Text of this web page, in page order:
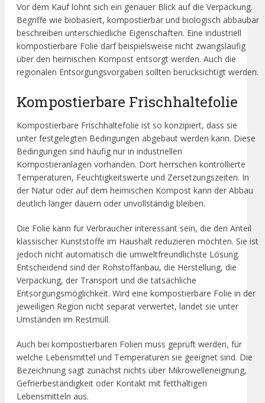
Vor dem Kauf lohnt sich ein genauer Blick auf die Verpackung.
Begriffe wie biobasiert, kompostierbar und biologisch abbaubar
beschreiben unterschiedliche Eigenschaften. Eine industriell
kompostierbare Folie darf beispielsweise nicht zwangsläufig
über den heimischen Kompost entsorgt werden. Auch die
regionalen Entsorgungsvorgaben sollten berücksichtigt werden.
Kompostierbare Frischhaltefolie
Kompostierbare Frischhaltefolie ist so konzipiert, dass sie
unter festgelegten Bedingungen abgebaut werden kann. Diese
Bedingungen sind häufig nur in industriellen
Kompostieranlagen vorhanden. Dort herrschen kontrollierte
Temperaturen, Feuchtigkeitswerte und Zersetzungszeiten. In
der Natur oder auf dem heimischen Kompost kann der Abbau
deutlich länger dauern oder unvollständig bleiben.
Die Folie kann für Verbraucher interessant sein, die den Anteil
klassischer Kunststoffe im Haushalt reduzieren möchten. Sie ist
jedoch nicht automatisch die umweltfreundlichste Lösung.
Entscheidend sind der Rohstoffanbau, die Herstellung, die
Verpackung, der Transport und die tatsächliche
Entsorgungsmöglichkeit. Wird eine kompostierbare Folie in der
jeweiligen Region nicht separat verwertet, landet sie unter
Umständen im Restmüll.
Auch bei kompostierbaren Folien muss geprüft werden, für
welche Lebensmittel und Temperaturen sie geeignet sind. Die
Bezeichnung sagt zunächst nichts über Mikrowelleneignung,
Gefrierbeständigkeit oder Kontakt mit fetthaltigen
Lebensmitteln aus.